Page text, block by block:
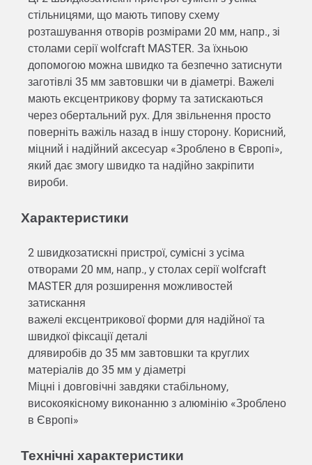
стільницями, що мають типову схему
розташування отворів розмірами 20 мм, напр., зі
столами серії wolfcraft MASTER. За їхньою
допомогою можна швидко та безпечно затиснути
заготівлі 35 мм завтовшки чи в діаметрі. Важелі
мають ексцентрикову форму та затискаються
через обертальний рух. Для звільнення просто
поверніть важіль назад в іншу сторону. Корисний,
міцний і надійний аксесуар «Зроблено в Європі»,
який дає змогу швидко та надійно закріпити
вироби.
Характеристики
2 швидкозатискні пристрої, cумісні з усіма
отворами 20 мм, напр., у столах серії wolfcraft
MASTER для розширення можливостей
затискання
важелі ексцентрикової форми для надійної та
швидкої фіксації деталі
длявиробів до 35 мм завтовшки та круглих
матеріалів до 35 мм у діаметрі
Міцні і довговічні завдяки стабільному,
високоякісному виконанню з алюмінію «Зроблено
в Європі»
Технічні характеристики